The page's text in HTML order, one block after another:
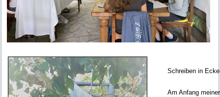
Schreiben in
Am Anfang